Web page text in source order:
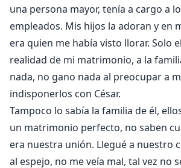
una persona mayor, tenía a cargo a
empleados. Mis hijos la adoran y en
era quien me había visto llorar. Solo
realidad de mi matrimonio, a la
nada, no gano nada al preocupar a
indisponerlos con César.
Tampoco lo sabía la familia de él,
un matrimonio perfecto, no saben
era nuestra unión. Llegué a nuestro
al espejo, no me veía mal, tal vez no